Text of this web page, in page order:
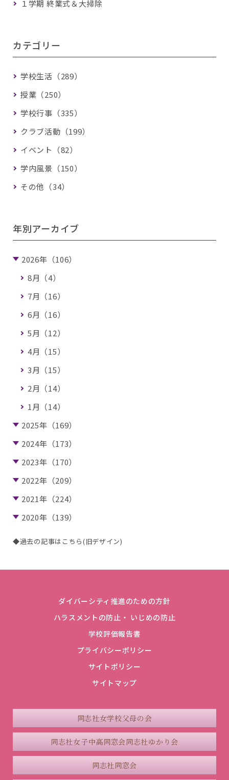
１学期 終業式＆大掃除
カテゴリー
学校生活（289）
授業（250）
学校行事（335）
クラブ活動（199）
イベント（82）
学内風景（150）
その他（34）
年別アーカイブ
2026年（106）
8月（4）
7月（16）
6月（16）
5月（12）
4月（15）
3月（15）
2月（14）
1月（14）
2025年（169）
2024年（173）
2023年（170）
2022年（209）
2021年（224）
2020年（139）
◆過去の記事はこちら(旧デザイン)
ダイバーシティ推進のための方針
ハラスメントの防止・ いじめの防止
学校評価報告書
プライバシーポリシー
サイトポリシー
サイトマップ
同志社女学校父母の会
同志社女子中高同窓会同志社ゆかり会
同志社同窓会